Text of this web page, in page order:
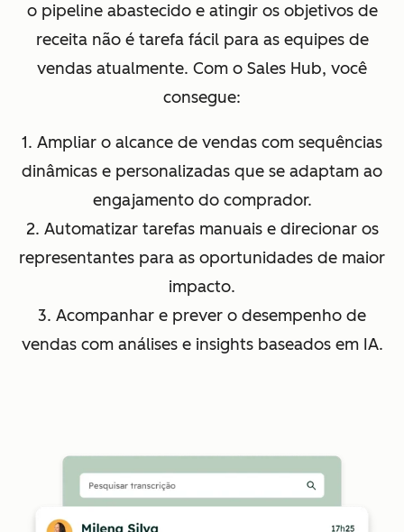
o pipeline abastecido e atingir os objetivos de
receita não é tarefa fácil para as equipes de
vendas atualmente. Com o Sales Hub, você
consegue:
1. Ampliar o alcance de vendas com sequências
dinâmicas e personalizadas que se adaptam ao
engajamento do comprador.
2. Automatizar tarefas manuais e direcionar os
representantes para as oportunidades de maior
impacto.
3. Acompanhar e prever o desempenho de
vendas com análises e insights baseados em IA.